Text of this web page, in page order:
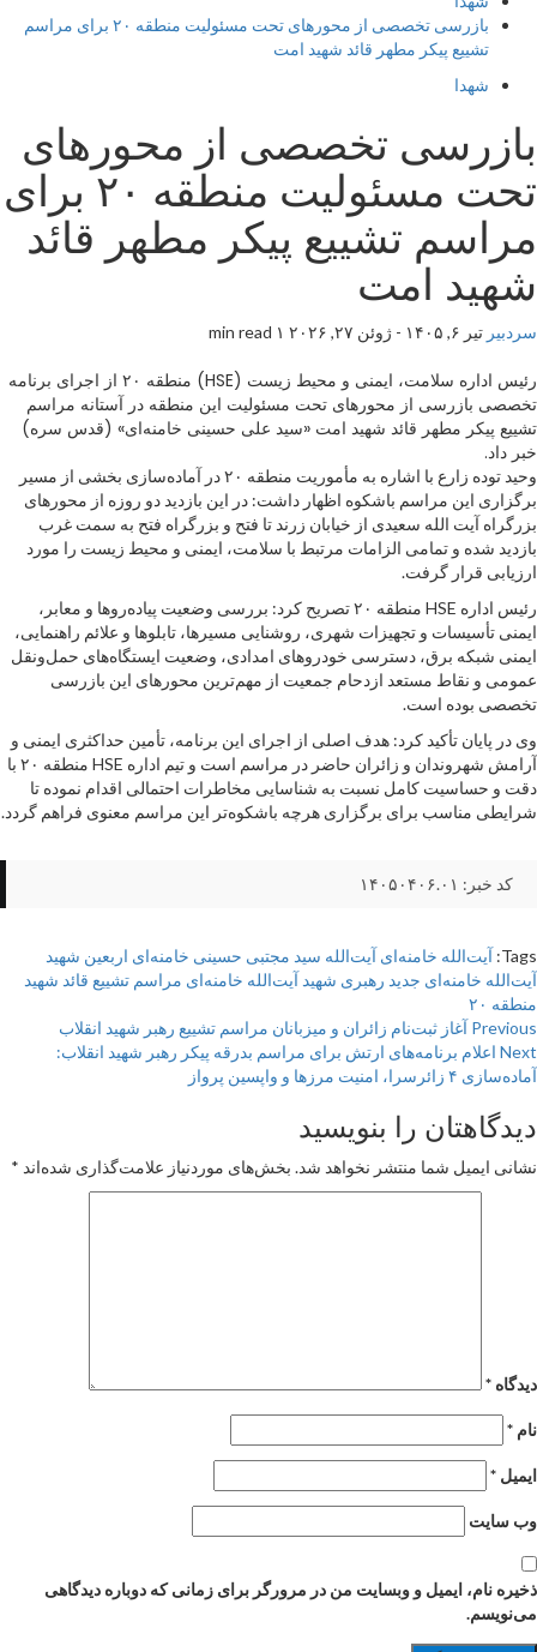
بازرسی تخصصی از محورهای تحت مسئولیت منطقه ۲۰ برای مراسم
تشییع پیکر مطهر قائد شهید امت
شهدا
بازرسی تخصصی از محورهای
تحت مسئولیت منطقه ۲۰ برای
مراسم تشییع پیکر مطهر قائد
شهید امت
سردبیر تیر ۶, ۱۴۰۵ - ژوئن ۲۷, ۲۰۲۶ ۱ min read
رئیس اداره سلامت، ایمنی و محیط زیست (HSE) منطقه ۲۰ از اجرای برنامه
تخصصی بازرسی از محورهای تحت مسئولیت این منطقه در آستانه مراسم
تشییع پیکر مطهر قائد شهید امت «سید علی حسینی خامنه‌ای» (قدس سره)
خبر داد.
وحید توده زارع با اشاره به مأموریت منطقه ۲۰ در آماده‌سازی بخشی از مسیر
برگزاری این مراسم باشکوه اظهار داشت: در این بازدید دو روزه از محورهای
بزرگراه آیت الله سعیدی از خیابان زرند تا فتح و بزرگراه فتح به سمت غرب
بازدید شده و تمامی الزامات مرتبط با سلامت، ایمنی و محیط زیست را مورد
ارزیابی قرار گرفت.
رئیس اداره HSE منطقه ۲۰ تصریح کرد: بررسی وضعیت پیاده‌روها و معابر،
ایمنی تأسیسات و تجهیزات شهری، روشنایی مسیرها، تابلوها و علائم راهنمایی،
ایمنی شبکه برق، دسترسی خودروهای امدادی، وضعیت ایستگاه‌های حمل‌ونقل
عمومی و نقاط مستعد ازدحام جمعیت از مهم‌ترین محورهای این بازرسی
تخصصی بوده است.
وی در پایان تأکید کرد: هدف اصلی از اجرای این برنامه، تأمین حداکثری ایمنی و
آرامش شهروندان و زائران حاضر در مراسم است و تیم اداره HSE منطقه ۲۰ با
دقت و حساسیت کامل نسبت به شناسایی مخاطرات احتمالی اقدام نموده تا
شرایطی مناسب برای برگزاری هرچه باشکوه‌تر این مراسم معنوی فراهم گردد.
کد خبر: ۱۴۰۵۰۴۰۶.۰۱
Tags: آیت‌الله خامنه‌ای آیت‌الله سید مجتبی حسینی خامنه‌ای اربعین شهید
آیت‌الله خامنه‌ای جدید رهبری شهید آیت‌الله خامنه‌ای مراسم تشییع قائد شهید
منطقه ۲۰
Post
navigation
Previous آغاز ثبت‌نام زائران و میزبانان مراسم تشییع رهبر شهید انقلاب
Next اعلام برنامه‌های ارتش برای مراسم بدرقه پیکر رهبر شهید انقلاب:
آماده‌سازی ۴ زائرسرا، امنیت مرزها و واپسین پرواز
دیدگاهتان را بنویسید
نشانی ایمیل شما منتشر نخواهد شد. بخش‌های موردنیاز علامت‌گذاری شده‌اند *
دیدگاه *
نام *
ایمیل *
وب‌ سایت
ذخیره نام، ایمیل و وبسایت من در مرورگر برای زمانی که دوباره دیدگاهی
می‌نویسم.